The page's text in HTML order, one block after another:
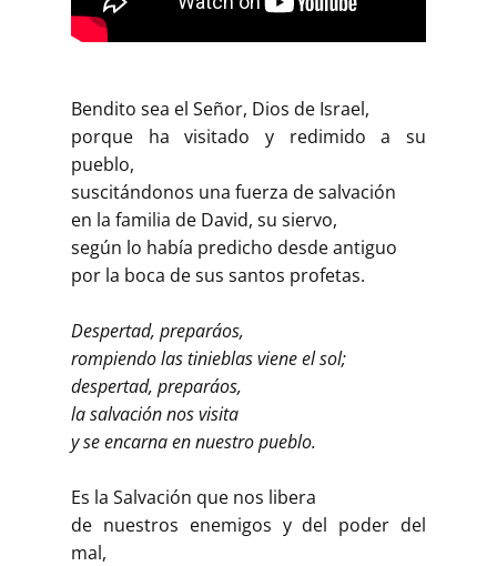
Bendito sea el Señor, Dios de Israel,
porque ha visitado y redimido a su
pueblo,
suscitándonos una fuerza de salvación
en la familia de David, su siervo,
según lo había predicho desde antiguo
por la boca de sus santos profetas.
Despertad, preparáos,
rompiendo las tinieblas viene el sol;
despertad, preparáos,
la salvación nos visita
y se encarna en nuestro pueblo.
Es la Salvación que nos libera
de nuestros enemigos y del poder del
mal,